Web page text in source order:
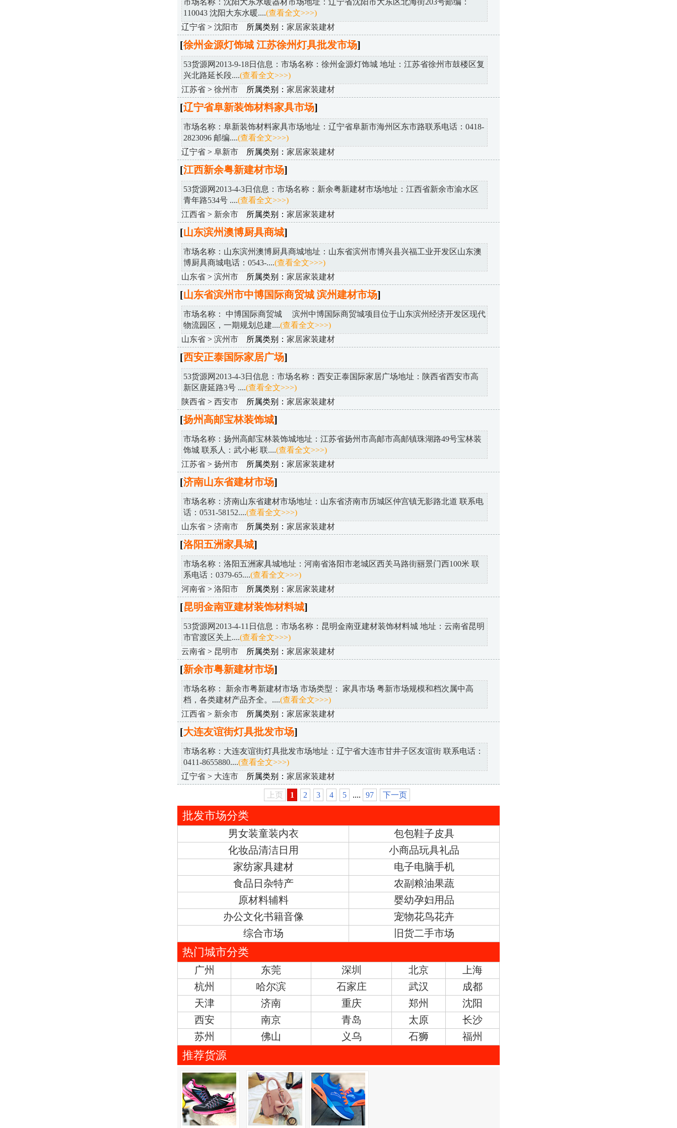
市场名称：沈阳大东水暖器材市场地址：辽宁省沈阳市大东区北海街203号邮编：
110043 沈阳大东水暖....(查看全文>>>)
辽宁省 > 沈阳市 所属类别： 家居家装建材
[徐州金源灯饰城 江苏徐州灯具批发市场]
53货源网2013-9-18日信息：市场名称：徐州金源灯饰城 地址：江苏省徐州市鼓楼区复
兴北路延长段....(查看全文>>>)
江苏省 > 徐州市 所属类别： 家居家装建材
[辽宁省阜新装饰材料家具市场]
市场名称：阜新装饰材料家具市场地址：辽宁省阜新市海州区东市路联系电话：0418-
2823096 邮编....(查看全文>>>)
辽宁省 > 阜新市 所属类别： 家居家装建材
[江西新余粤新建材市场]
53货源网2013-4-3日信息：市场名称：新余粤新建材市场地址：江西省新余市渝水区
青年路534号 ....(查看全文>>>)
江西省 > 新余市 所属类别： 家居家装建材
[山东滨州澳博厨具商城]
市场名称：山东滨州澳博厨具商城地址：山东省滨州市博兴县兴福工业开发区山东澳
博厨具商城电话：0543-....(查看全文>>>)
山东省 > 滨州市 所属类别： 家居家装建材
[山东省滨州市中博国际商贸城 滨州建材市场]
市场名称： 中博国际商贸城 滨州中博国际商贸城项目位于山东滨州经济开发区现代
物流园区，一期规划总建....(查看全文>>>)
山东省 > 滨州市 所属类别： 家居家装建材
[西安正泰国际家居广场]
53货源网2013-4-3日信息：市场名称：西安正泰国际家居广场地址：陕西省西安市高
新区唐延路3号 ....(查看全文>>>)
陕西省 > 西安市 所属类别： 家居家装建材
[扬州高邮宝林装饰城]
市场名称：扬州高邮宝林装饰城地址：江苏省扬州市高邮市高邮镇珠湖路49号宝林装
饰城 联系人：武小彬 联....(查看全文>>>)
江苏省 > 扬州市 所属类别： 家居家装建材
[济南山东省建材市场]
市场名称：济南山东省建材市场地址：山东省济南市历城区仲宫镇无影路北道 联系电
话：0531-58152....(查看全文>>>)
山东省 > 济南市 所属类别： 家居家装建材
[洛阳五洲家具城]
市场名称：洛阳五洲家具城地址：河南省洛阳市老城区西关马路街丽景门西100米 联
系电话：0379-65....(查看全文>>>)
河南省 > 洛阳市 所属类别： 家居家装建材
[昆明金南亚建材装饰材料城]
53货源网2013-4-11日信息：市场名称：昆明金南亚建材装饰材料城 地址：云南省昆明
市官渡区关上....(查看全文>>>)
云南省 > 昆明市 所属类别： 家居家装建材
[新余市粤新建材市场]
市场名称： 新余市粤新建材市场 市场类型： 家具市场 粤新市场规模和档次属中高
档，各类建材产品齐全。....(查看全文>>>)
江西省 > 新余市 所属类别： 家居家装建材
[大连友谊街灯具批发市场]
市场名称：大连友谊街灯具批发市场地址：辽宁省大连市甘井子区友谊街 联系电话：
0411-8655880....(查看全文>>>)
辽宁省 > 大连市 所属类别： 家居家装建材
上页 1 2 3 4 5 .... 97 下一页
批发市场分类
男女装童装内衣
包包鞋子皮具
化妆品清洁日用
小商品玩具礼品
家纺家具建材
电子电脑手机
食品日杂特产
农副粮油果蔬
原材料辅料
婴幼孕妇用品
办公文化书籍音像
宠物花鸟花卉
综合市场
旧货二手市场
热门城市分类
广州 东莞 深圳 北京
上海
杭州
哈尔滨 石家庄 武汉
成都
天津
济南 重庆 郑州
沈阳
西安
南京 青岛 太原
长沙
苏州
佛山 义乌 石狮 福州
推荐货源